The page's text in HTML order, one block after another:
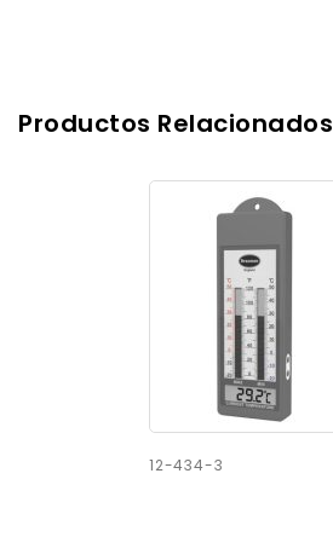
Productos Relacionados
12-434-3